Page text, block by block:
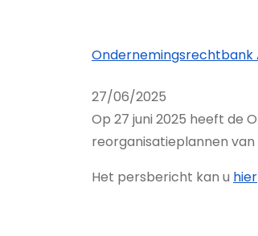
27/06/2025
Op 27 juni 2025 heeft de
reorganisatieplannen
Het persbericht kan u hier